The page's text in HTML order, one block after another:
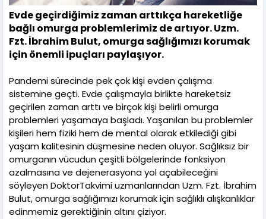
Evde geçirdiğimiz zaman arttıkça hareketliğe
bağlı omurga problemlerimiz de artıyor. Uzm.
Fzt. İbrahim Bulut, omurga sağlığımızı korumak
için önemli ipuçları paylaşıyor.
Pandemi sürecinde pek çok kişi evden çalışma
sistemine geçti. Evde çalışmayla birlikte hareketsiz
geçirilen zaman arttı ve birçok kişi belirli omurga
problemleri yaşamaya başladı. Yaşanılan bu problemler
kişileri hem fiziki hem de mental olarak etkilediği gibi
yaşam kalitesinin düşmesine neden oluyor. Sağlıksız bir
omurganın vücudun çeşitli bölgelerinde fonksiyon
azalmasına ve dejenerasyona yol açabileceğini
söyleyen DoktorTakvimi uzmanlarından Uzm. Fzt. İbrahim
Bulut, omurga sağlığımızı korumak için sağlıklı alışkanlıklar
edinmemiz gerektiğinin altını çiziyor.